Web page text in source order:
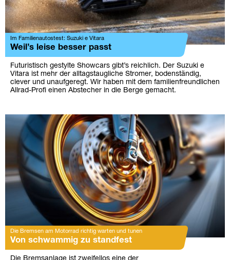
Im Familienautostest: Suzuki e Vitara
Weil’s leise besser passt
Futuristisch gestylte Showcars gibt’s reichlich. Der Suzuki e
Vitara ist mehr der alltagstaugliche Stromer, bodenständig,
clever und unaufgeregt. Wir haben mit dem familienfreundlichen
Allrad-Profi einen Abstecher in die Berge gemacht.
Die Bremsen am Motorrad richtig warten und tunen
Von schwammig zu standfest